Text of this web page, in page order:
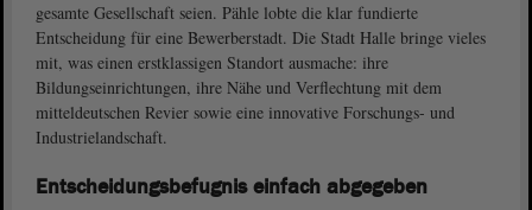
gesamte Gesellschaft seien. Pähle lobte die klar fundierte
Entscheidung für eine Bewerberstadt. Die Stadt Halle bringe vieles
mit, was einen erstklassigen Standort ausmache: ihre
Bildungseinrichtungen, ihre Nähe und Verflechtung mit dem
mitteldeutschen Revier sowie eine innovative Forschungs- und
Industrielandschaft.
Entscheidungsbefugnis einfach abgegeben